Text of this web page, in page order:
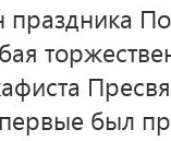
был